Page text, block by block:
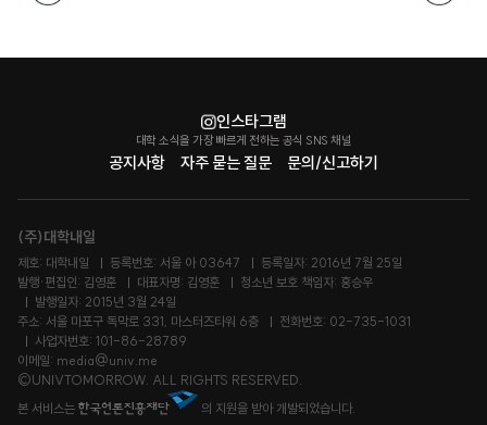
공지사항 자주 묻는 질문 문의/신고하기
인스타그램
대학 소식을 가장 빠르게 전하는 공식 SNS 채널
(주)대학내일
제호: 대학내일 등록번호: 서울 아 03647
등록일자: 2016년 7월 25일
발행·편집인: 김영훈
대표자명: 김영훈
청소년 보호 책임자: 홍승우
발행일자: 2015년 3월 24일
주소: 서울 마포구 독막로 331, 마스터즈타워 6층
전화번호: 02-735-1031
사업자번호: 101-86-28789
이메일: media@univ.me
©UNIVTOMORROW. ALL RIGHTS RESERVED.
본 서비스는
의 지원을 받아 개발되었습니다.